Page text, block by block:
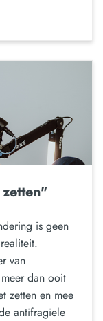
is geen
van
dan ooit
zetten en mee
antifragiele